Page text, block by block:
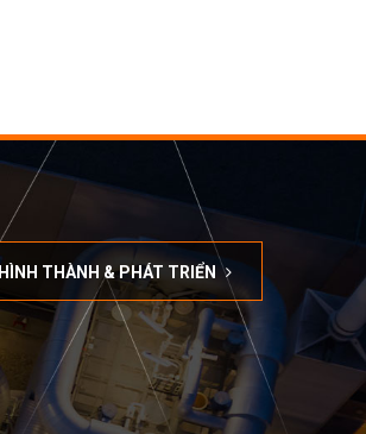
HÌNH THÀNH & PHÁT TRIỂN